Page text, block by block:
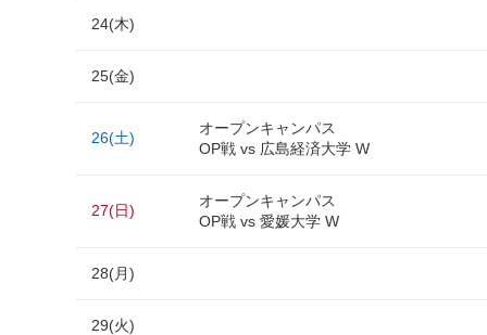
24(木)
25(金)
26(土)
オープンキャンパス
OP戦 vs 広島経済大学 W
27(日)
オープンキャンパス
OP戦 vs 愛媛大学 W
28(月)
29(火)